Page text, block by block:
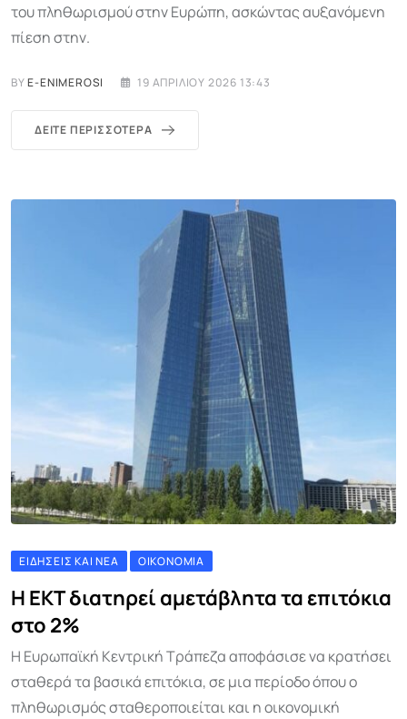
του πληθωρισμού στην Ευρώπη, ασκώντας αυξανόμενη
πίεση στην.
BYE-ENIMEROSI 19 ΑΠΡΙΛΊΟΥ 2026 13:43
ΔΕΊΤΕ ΠΕΡΙΣΣΌΤΕΡΑ
ΕΙΔΉΣΕΙΣ ΚΑΙ ΝΈΑ ΟΙΚΟΝΟΜΊΑ
Η ΕΚΤ διατηρεί αμετάβλητα τα επιτόκια
στο 2%
Η Ευρωπαϊκή Κεντρική Τράπεζα αποφάσισε να κρατήσει
σταθερά τα βασικά επιτόκια, σε μια περίοδο όπου ο
πληθωρισμός σταθεροποιείται και η οικονομική